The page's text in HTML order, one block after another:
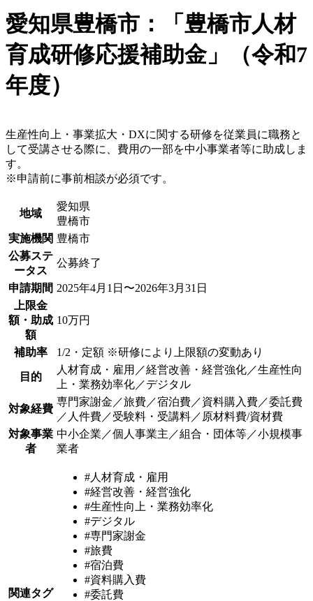
愛知県豊橋市：「豊橋市人材
育成研修応援補助金」（令和7
年度）
生産性向上・事業拡大・DXに関する研修を従業員に職務と
して受講させる際に、費用の一部を中小事業者等に助成しま
す。
※申請前に事前相談が必須です。
地域
愛知県
豊橋市
実施機関 豊橋市
公募ステ
ータス
公募終了
申請期間 2025年4月1日〜2026年3月31日
上限金
額・助成
額
10万円
補助率 1/2・定額 ※研修により上限額の変動あり
目的
人材育成・雇用／経営改善・経営強化／生産性向
上・業務効率化／デジタル
対象経費
専門家謝金／旅費／宿泊費／資料購入費／委託費
／人件費／受験料・受講料／原材料費/資材費
対象事業
者
中小企業／個人事業主／組合・団体等／小規模事
業者
関連タグ
#人材育成・雇用
#経営改善・経営強化
#生産性向上・業務効率化
#デジタル
#専門家謝金
#旅費
#宿泊費
#資料購入費
#委託費